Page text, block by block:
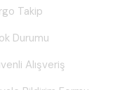
Takip
Durumu
Alışveriş